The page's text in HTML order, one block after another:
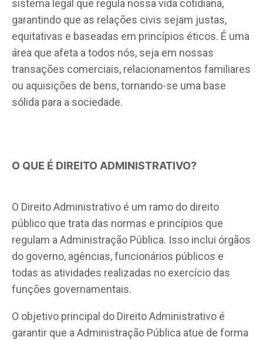
sistema legal que regula nossa vida cotidiana,
garantindo que as relações civis sejam justas,
equitativas e baseadas em princípios éticos. É uma
área que afeta a todos nós, seja em nossas
transações comerciais, relacionamentos familiares
ou aquisições de bens, tornando-se uma base
sólida para a sociedade.
O QUE É DIREITO ADMINISTRATIVO?
O Direito Administrativo é um ramo do direito
público que trata das normas e princípios que
regulam a Administração Pública. Isso inclui órgãos
do governo, agências, funcionários públicos e
todas as atividades realizadas no exercício das
funções governamentais.
O objetivo principal do Direito Administrativo é
garantir que a Administração Pública atue de forma